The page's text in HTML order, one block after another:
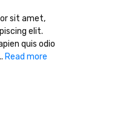
sit amet,
elit.
quis odio
Read more